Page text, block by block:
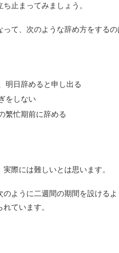
止まってみましょう。
って、次のような辞め方をするの
明日辞めると申し出る
をしない
繁忙期前に辞める
実際には難しいとは思います。
のように二週間の期間を設ける
ています。